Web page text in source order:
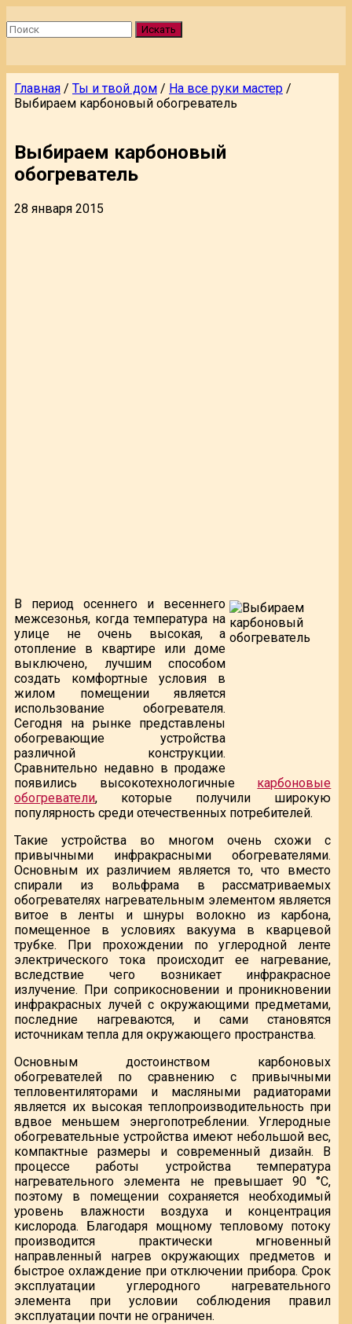
Искать
Главная / Ты и твой дом / На все руки мастер /
Выбираем карбоновый обогреватель
Выбираем карбоновый
обогреватель
28 января 2015
В период осеннего и весеннего
межсезонья, когда температура на
улице не очень высокая, а
отопление в квартире или доме
выключено, лучшим способом
создать комфортные условия в
жилом помещении является
использование обогревателя.
Сегодня на рынке представлены
обогревающие устройства
различной конструкции.
Сравнительно недавно в продаже
появились высокотехнологичные карбоновые
обогреватели, которые получили широкую
популярность среди отечественных потребителей.
Такие устройства во многом очень схожи с
привычными инфракрасными обогревателями.
Основным их различием является то, что вместо
спирали из вольфрама в рассматриваемых
обогревателях нагревательным элементом является
витое в ленты и шнуры волокно из карбона,
помещенное в условиях вакуума в кварцевой
трубке. При прохождении по углеродной ленте
электрического тока происходит ее нагревание,
вследствие чего возникает инфракрасное
излучение. При соприкосновении и проникновении
инфракрасных лучей с окружающими предметами,
последние нагреваются, и сами становятся
источникам тепла для окружающего пространства.
Основным достоинством карбоновых
обогревателей по сравнению с привычными
тепловентиляторами и масляными радиаторами
является их высокая теплопроизводительность при
вдвое меньшем энергопотреблении. Углеродные
обогревательные устройства имеют небольшой вес,
компактные размеры и современный дизайн. В
процессе работы устройства температура
нагревательного элемента не превышает 90 °С,
поэтому в помещении сохраняется необходимый
уровень влажности воздуха и концентрация
кислорода. Благодаря мощному тепловому потоку
производится практически мгновенный
направленный нагрев окружающих предметов и
быстрое охлаждение при отключении прибора. Срок
эксплуатации углеродного нагревательного
элемента при условии соблюдения правил
эксплуатации почти не ограничен.